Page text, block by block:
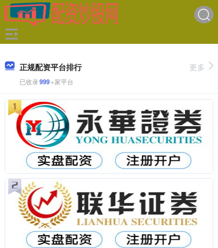
正规配资平台排行
已收录999+家平台
更多